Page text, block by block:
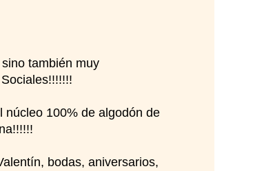
también muy
núcleo 100% de algodón de
bodas, aniversarios,